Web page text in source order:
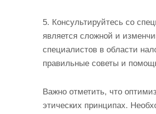
5. Консультируйтесь со
является сложной и
специалистов в области
правильные советы и
Важно отметить, что
этических принципах.